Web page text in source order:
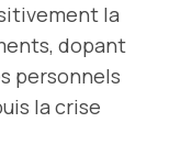
la
dopant
personnels
la crise